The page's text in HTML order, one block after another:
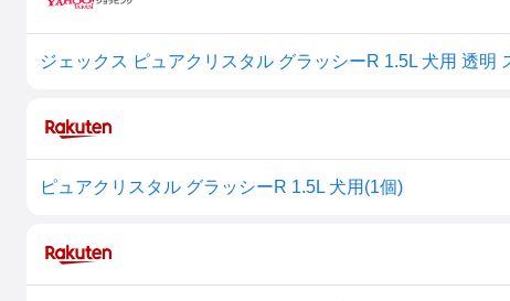
ピュアクリスタル グラッシーR 1.5L 犬用(1個)